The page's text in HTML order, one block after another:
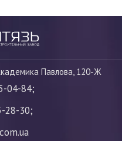
Павлова, 120-Ж
04-84;
28-30;